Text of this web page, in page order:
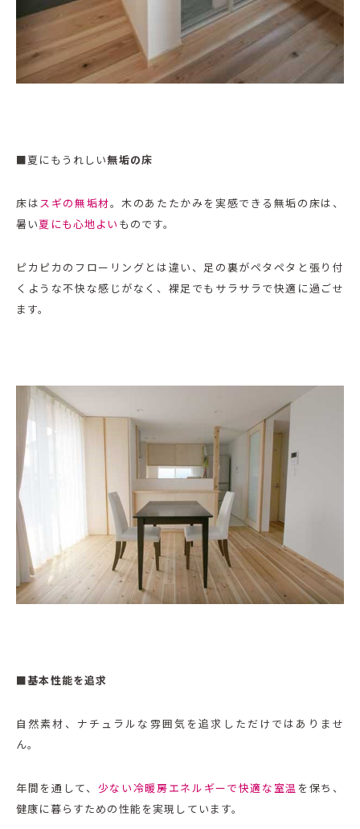
■夏にもうれしい無垢の床
床はスギの無垢材。木のあたたかみを実感できる無垢の床は、
暑い夏にも心地よい ものです。
ピカピカのフローリングとは違い、足の裏がペタペタと張り付
くような不快な感じがなく、裸足でもサラサラで快適に過ごせ
ます。
■基本性能を追求
自然素材、ナチュラルな雰囲気を追求しただけではありませ
ん。
年間を通して、 少ない冷暖房エネルギーで快適な室温 を保ち、
健康に暮らすための性能を実現しています。